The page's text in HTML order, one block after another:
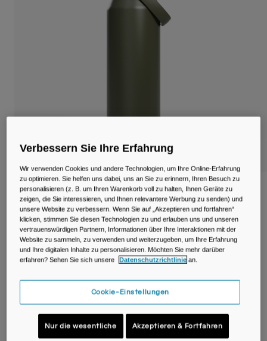
Thrive™ Chug 950ml Flasche, isolierter
Edelstahl
Artikelnr.38264-406-OS
Price reduced from
49,99 €to34,99 €
Farben -Moss Green
Verbessern Sie Ihre Erfahrung
Wir verwenden Cookies und andere Technologien, um Ihre Online-Erfahrung
zu optimieren. Sie helfen uns dabei, uns an Sie zu erinnern, Ihren Besuch zu
personalisieren (z. B. um Ihren Warenkorb voll zu halten, Ihnen Geräte zu
zeigen, die Sie interessieren, und Ihnen relevantere Werbung zu senden) und
unsere Website zu verbessern. Wenn Sie auf „Akzeptieren und fortfahren“
klicken, stimmen Sie diesen Technologien zu und erlauben uns und unseren
vertrauenswürdigen Partnern, Informationen über Ihre Interaktionen mit der
Website zu sammeln, zu verwenden und weiterzugeben, um Ihre Erfahrung
und Ihre digitalen Inhalte zu personalisieren. Möchten Sie mehr darüber
erfahren? Sehen Sie sich unsere
Datenschutzrichtlinie an.
Cookie-Einstellungen
Nur die wesentliche Akzeptieren & Fortfahren